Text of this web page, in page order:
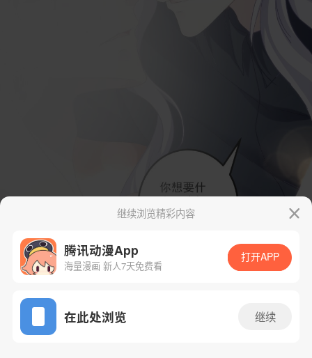
App免费看
继续浏览精彩内容
腾讯动漫App
海量漫画 新人7天免费看
打开APP
在此处浏览 继续